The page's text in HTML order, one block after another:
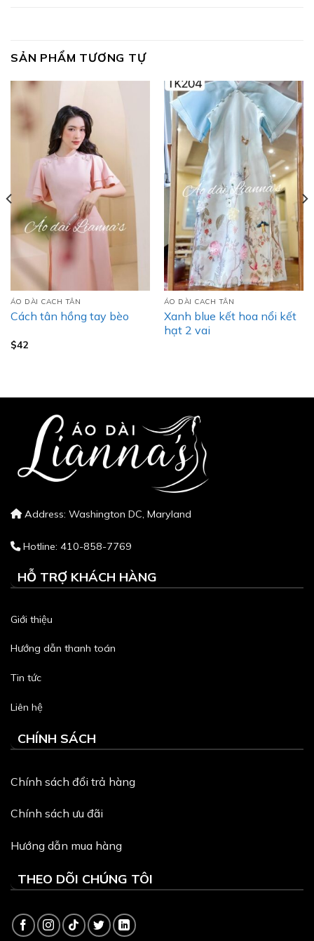
SẢN PHẨM TƯƠNG TỰ
ÁO DÀI CACH TÂN
Cách tân hồng tay bèo
$42
ÁO DÀI CACH TÂN
Xanh blue kết hoa nổi kết
hạt 2 vai
Address: Washington DC, Maryland
Hotline: 410-858-7769
HỖ TRỢ KHÁCH HÀNG
Giới thiệu
Hướng dẫn thanh toán
Tin tức
Liên hệ
CHÍNH SÁCH
Chính sách đổi trả hàng
Chính sách ưu đãi
Hướng dẫn mua hàng
THEO DÕI CHÚNG TÔI